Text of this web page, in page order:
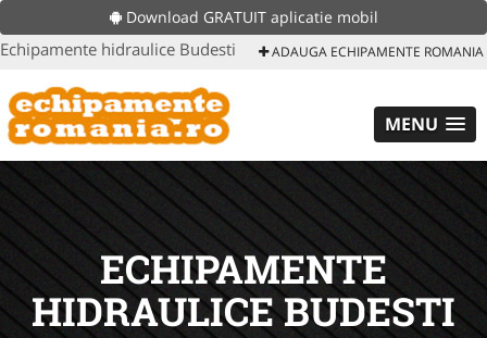
Download GRATUIT aplicatie mobil
Echipamente hidraulice Budesti ADAUGA ECHIPAMENTE ROMANIA
MENU
ECHIPAMENTE
HIDRAULICE BUDESTI